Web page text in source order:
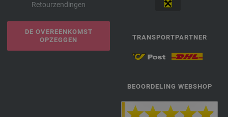
Retourzendingen
DE OVEREENKOMST
OPZEGGEN
TRANSPORTPARTNER
BEOORDELING WEBSHOP